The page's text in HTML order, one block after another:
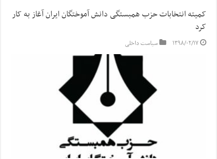
کمیته انتخابات حزب همبستگی دانش آموختگان ایران آغاز به کار
کرد
۱۳۹۸/۰۲/۱۷ سیاست داخلی